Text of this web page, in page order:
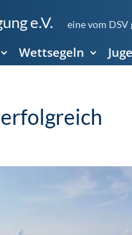
e.V. eine vom
Wettsegeln